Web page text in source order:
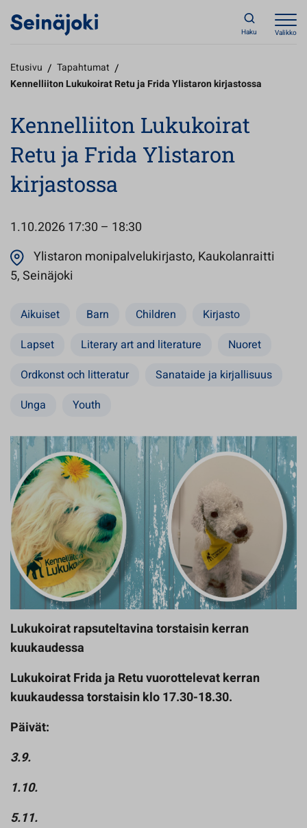
Haku Valikko
Etusivu / Tapahtumat /
Kennelliiton Lukukoirat Retu ja Frida Ylistaron kirjastossa
Kennelliiton Lukukoirat
Retu ja Frida Ylistaron
kirjastossa
1.10.202617:30 – 18:30
Ylistaron monipalvelukirjasto, Kaukolanraitti
5, Seinäjoki
Aikuiset Barn Children
Kirjasto
Lapset
Literary art and literature
Nuoret
Ordkonst och litteratur
Sanataide ja kirjallisuus
Unga
Youth
Lukukoirat rapsuteltavina torstaisin kerran
kuukaudessa
Lukukoirat Frida ja Retu vuorottelevat kerran
kuukaudessa torstaisin klo 17.30-18.30.
Päivät:
3.9.
1.10.
5.11.